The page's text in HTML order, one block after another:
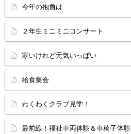
今年の抱負は…
２年生ミニミニコンサート
寒いけれど元気いっぱい
給食集会
わくわくクラブ見学！
最前線！福祉車両体験＆車椅子体験